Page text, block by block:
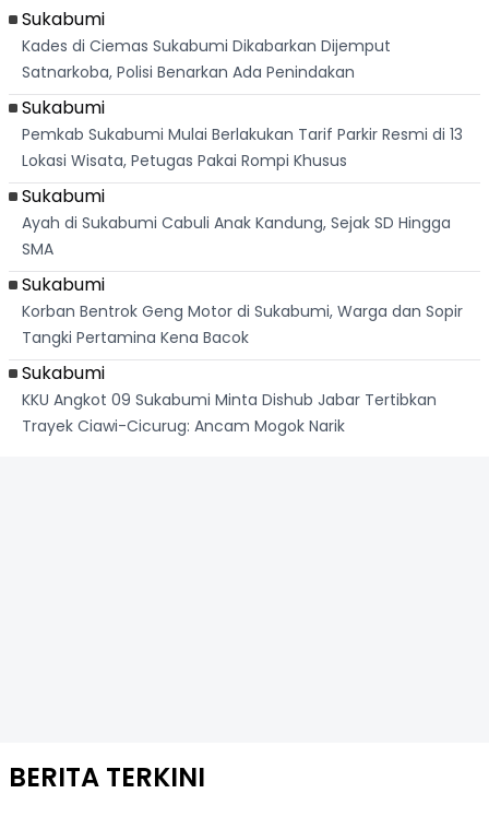
Rumah Ludes
Sukabumi
Kades di Ciemas Sukabumi Dikabarkan Dijemput
Satnarkoba, Polisi Benarkan Ada Penindakan
Sukabumi
Pemkab Sukabumi Mulai Berlakukan Tarif Parkir Resmi di 13
Lokasi Wisata, Petugas Pakai Rompi Khusus
Sukabumi
Ayah di Sukabumi Cabuli Anak Kandung, Sejak SD Hingga
SMA
Sukabumi
Korban Bentrok Geng Motor di Sukabumi, Warga dan Sopir
Tangki Pertamina Kena Bacok
Sukabumi
KKU Angkot 09 Sukabumi Minta Dishub Jabar Tertibkan
Trayek Ciawi-Cicurug: Ancam Mogok Narik
BERITA TERKINI